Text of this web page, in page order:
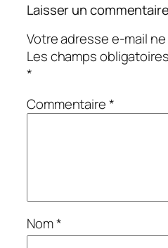
Laisser un commentaire
Votre adresse e-mail
Les champs
*
Commentaire*
Nom*